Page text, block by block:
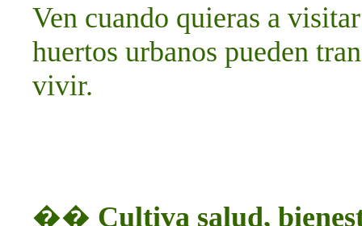
Ven cuando quieras a
huertos urbanos pueden
vivir.
�� Cultiva salud,